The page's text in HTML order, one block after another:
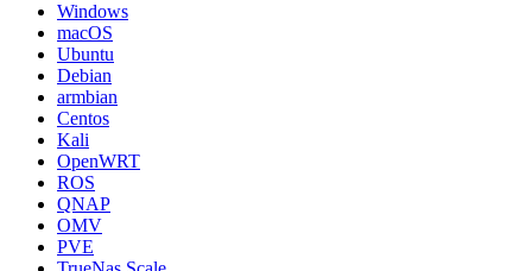
Windows
macOS
Ubuntu
Debian
armbian
Centos
Kali
OpenWRT
ROS
QNAP
OMV
PVE